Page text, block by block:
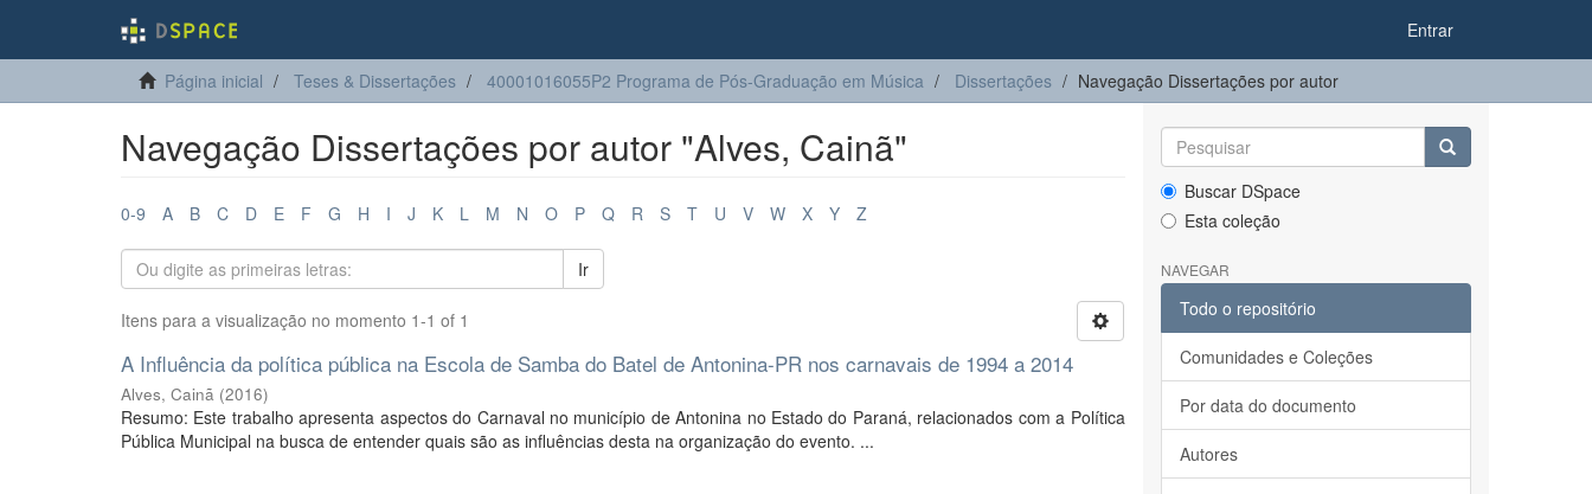
Entrar
Página inicial Teses & Dissertações 40001016055P2 Programa de Pós-Graduação em Música Dissertações Navegação Dissertações por autor
Navegação Dissertações por autor "Alves, Cainã"
0-9 A B C D E F G H I J K L M N O P Q R S T U V W X Y Z
Ir
Itens para a visualização no momento 1-1 of 1
A Influência da política pública na Escola de Samba do Batel de Antonina-PR nos carnavais de 1994 a 2014
Alves, Cainã (2016)
Resumo: Este trabalho apresenta aspectos do Carnaval no município de Antonina no Estado do Paraná, relacionados com a Política
Pública Municipal na busca de entender quais são as influências desta na organização do evento. ...
Buscar DSpace
Esta coleção
NAVEGAR
Todo o repositório
Comunidades e Coleções
Por data do documento
Autores